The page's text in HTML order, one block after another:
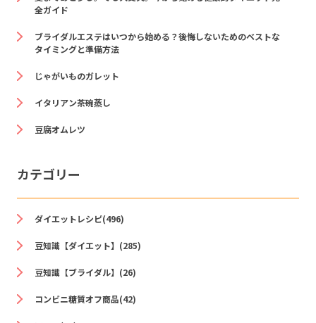
全ガイド
ブライダルエステはいつから始める？後悔しないためのベストな
タイミングと準備方法
じゃがいものガレット
イタリアン茶碗蒸し
豆腐オムレツ
カテゴリー
ダイエットレシピ(496)
豆知識【ダイエット】(285)
豆知識【ブライダル】(26)
コンビニ糖質オフ商品(42)